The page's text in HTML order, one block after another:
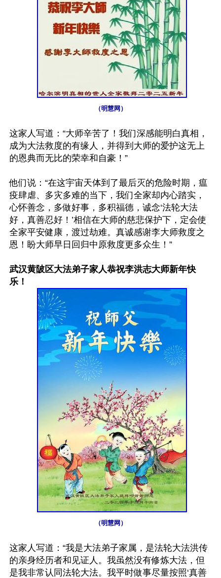
（明慧网）
这家人写道：“大师辛苦了！我们深感能明白真相，
成为大法救度的有缘人，并得到大师的爱护这无上
的恩典而无比的荣幸和自豪！”
他们说：“在这宇宙天体到了最后灭的危险时期，瘟
疫肆虐、多灾多难的当下，我们全家却内心踏实，
心怀善念，多做好事，多积福德，诚念‘法轮大法
好，真善忍好！’相信在大师的慈悲保护下，定会使
全家平安健康，渡过劫难。真诚感谢李大师救度之
恩！盼大师早日回归中原救度更多众生！”
武汉黄陂区大法弟子家人恭祝李洪志大师新年快
乐！
（明慧网）
这家人写道：“我是大法弟子家属，是法轮大法洪传
的亲身经历者和见证人。我虽然没有修炼大法，但
是我非常认同法轮大法。我平时做事尽量按照‘真善